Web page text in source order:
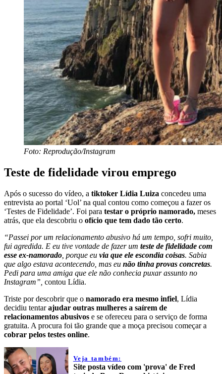
Foto: Reprodução/Instagram
Teste de fidelidade virou emprego
Após o sucesso do vídeo, a tiktoker Lídia Luiza concedeu uma
entrevista ao portal ‘Uol’ na qual contou como começou a fazer os
‘Testes de Fidelidade’. Foi para testar o próprio namorado, meses
atrás, que ela descobriu o ofício que tem dado tão certo.
“Passei por um relacionamento abusivo há um tempo, sofri muito,
fui agredida. E eu tive vontade de fazer um teste de fidelidade com
esse ex-namorado , porque eu via que ele escondia coisas. Sabia
que algo estava acontecendo, mas eu não tinha provas concretas.
Pedi para uma amiga que ele não conhecia puxar assunto no
Instagram”, contou Lídia.
Triste por descobrir que o namorado era mesmo infiel, Lídia
decidiu tentarajudar outras mulheres a saírem de
relacionamentos abusivos e se ofereceu para o serviço de forma
gratuita. A procura foi tão grande que a moça precisou começar a
cobrar pelos testes online.
Veja também:
Site posta vídeo com 'prova' de Fred